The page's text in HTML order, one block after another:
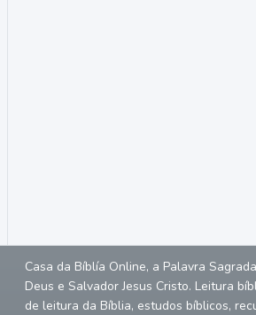
Casa da Bíblía Online, a Palavra
Deus e Salvador Jesus Cristo. Leitura
de leitura da Bíblia, estudos bíblicos,